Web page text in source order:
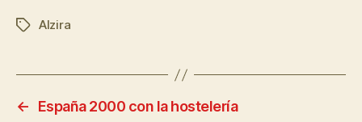
Alzira
←
España 2000 con la hostelería